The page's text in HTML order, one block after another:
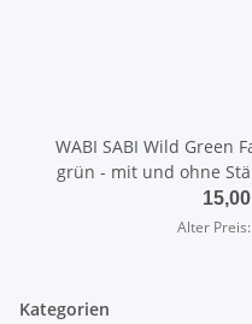
WABI SABI Wild Green
grün - mit und ohne Stärke - hochdeckende 3
Alter
Kategorien